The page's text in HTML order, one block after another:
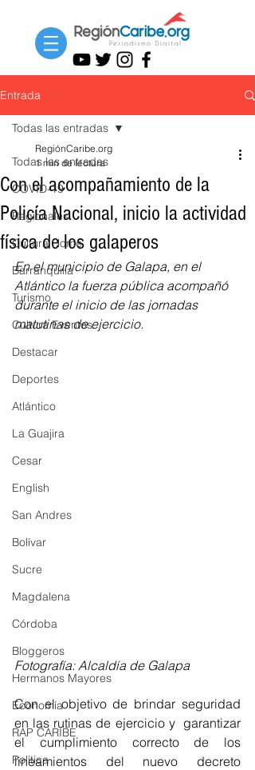
Entrada
Todas las entradas
COVID-19
Regionales
Cultura Home
Barranquilla
Turismo
Cultura Eventos
Destacar
Deportes
Atlántico
La Guajira
Cesar
English
San Andres
Bolívar
Sucre
Magdalena
Córdoba
Bloggeros
Hermanos Mayores
Economía
RAP CARIBE
Política
Todas las entradas
Con el acompañamiento de la
Policía Nacional, inicio la actividad
física de los galaperos
RegiónCaribe.org
1 min de lectura
En el municipio de Galapa, en el
Atlántico la fuerza pública acompañó
durante el inicio de las jornadas
matutinas de ejercicio.
Fotografía: Alcaldía de Galapa
Con el objetivo de brindar seguridad
en las rutinas de ejercicio y  garantizar
el cumplimiento correcto de los
lineamientos del nuevo decreto